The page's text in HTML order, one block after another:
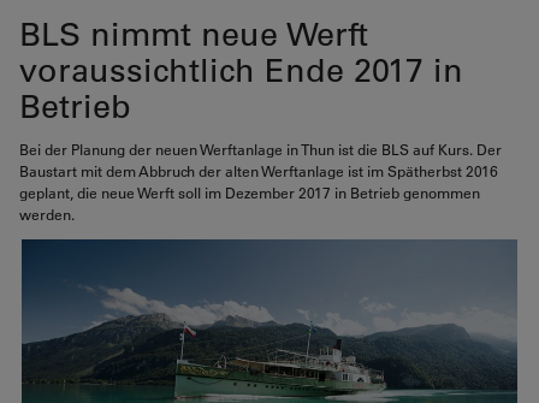
BLS nimmt neue Werft
voraussichtlich Ende 2017 in
Betrieb
Bei der Planung der neuen Werftanlage in Thun ist die BLS auf Kurs. Der
Baustart mit dem Abbruch der alten Werftanlage ist im Spätherbst 2016
geplant, die neue Werft soll im Dezember 2017 in Betrieb genommen
werden.